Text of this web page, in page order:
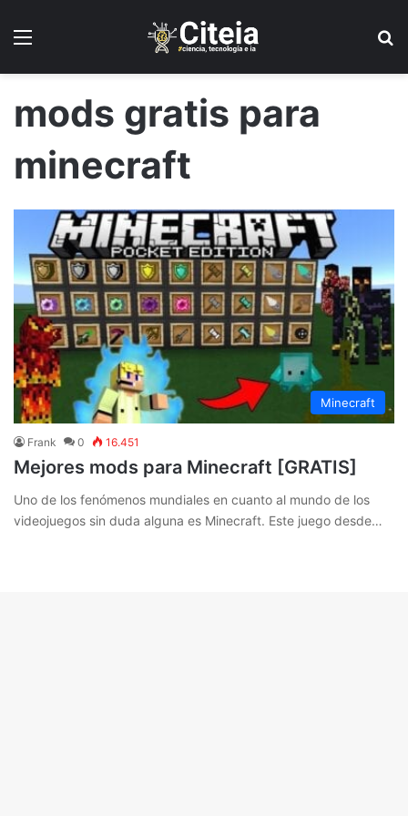
mods gratis para
minecraft
Minecraft
Frank 0 16.451
Mejores mods para Minecraft [GRATIS]
Uno de los fenómenos mundiales en cuanto al mundo de los
videojuegos sin duda alguna es Minecraft. Este juego desde…